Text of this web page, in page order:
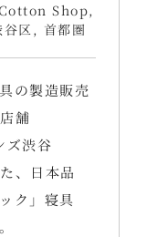
Shop,
谷区 , 首都圏
の製造販売
舗
ズ渋谷
、日本品
ク」寝具